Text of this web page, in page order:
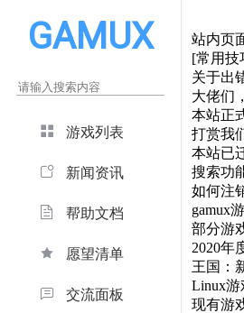
GAMUX
游戏列表
新闻资讯
帮助文档
愿望清单
交流面板
站内页
[常用技
关于出
大佬们
本站正
打赏我
本站已
搜索功
如何注
gamux
部分游
2020年
王国：
Linux
现有游